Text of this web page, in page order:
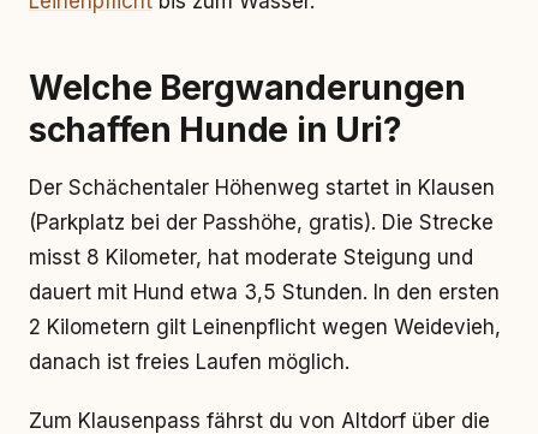
Welche Bergwanderungen
schaffen Hunde in Uri?
Der Schächentaler Höhenweg startet in Klausen
(Parkplatz bei der Passhöhe, gratis). Die Strecke
misst 8 Kilometer, hat moderate Steigung und
dauert mit Hund etwa 3,5 Stunden. In den ersten
2 Kilometern gilt Leinenpflicht wegen Weidevieh,
danach ist freies Laufen möglich.
Zum Klausenpass fährst du von Altdorf über die